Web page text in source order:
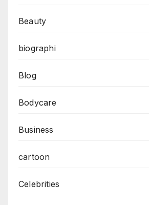
Beauty
biographi
Blog
Bodycare
Business
cartoon
Celebrities